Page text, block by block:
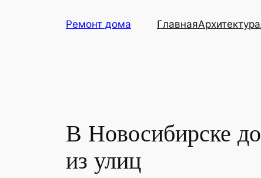
Ремонт дома ГлавнаяАрхитектура
В Новосибирске
из улиц